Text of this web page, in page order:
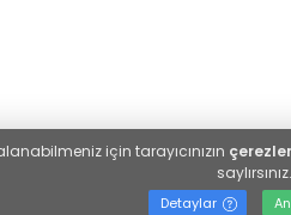
için tarayıcınızın
saylırsınız.
Detaylar